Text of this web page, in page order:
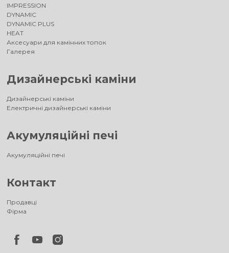
IMPRESSION
DYNAMIC
DYNAMIC PLUS
HEAT
Аксесуари для камінних топок
Галерея
Дизайнерські каміни
Дизайнерські каміни
Електричні дизайнерські каміни
Акумуляційні печі
Акумуляційні печі
Контакт
Продавці
Фірма